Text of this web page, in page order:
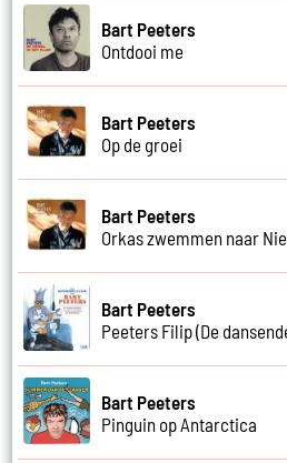
Bart Peeters
Ontdooi me
Bart Peeters
Op de groei
Bart Peeters
Orkas zwemmen naar
Bart Peeters
Peeters Filip (De
Bart Peeters
Pinguin op Antarctica